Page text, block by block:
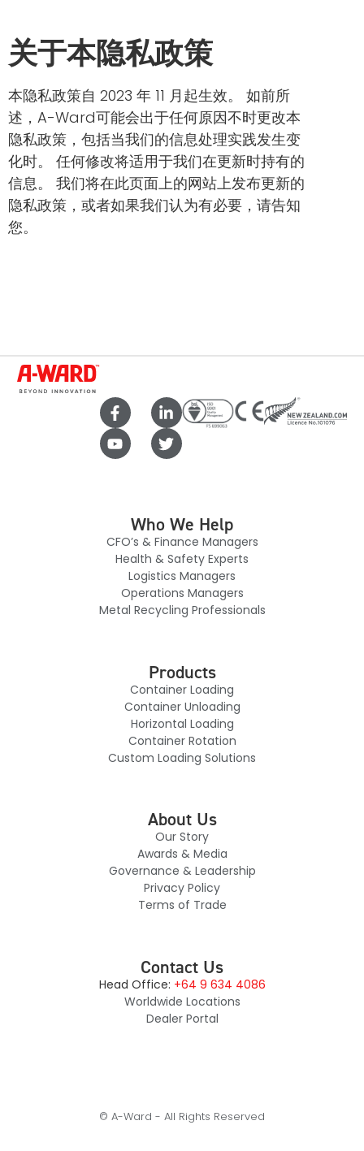
关于本隐私政策
本隐私政策自 2023 年 11 月起生效。 如前所
述，A-Ward可能会出于任何原因不时更改本
隐私政策，包括当我们的信息处理实践发生变
化时。 任何修改将适用于我们在更新时持有的
信息。 我们将在此页面上的网站上发布更新的
隐私政策，或者如果我们认为有必要，请告知
您。
Who We Help
CFO’s & Finance Managers
Health & Safety Experts
Logistics Managers
Operations Managers
Metal Recycling Professionals
Products
Container Loading
Container Unloading
Horizontal Loading
Container Rotation
Custom Loading Solutions
About Us
Our Story
Awards & Media
Governance & Leadership
Privacy Policy
Terms of Trade
Contact Us
Head Office: +64 9 634 4086
Worldwide Locations
Dealer Portal
© A-Ward - All Rights Reserved